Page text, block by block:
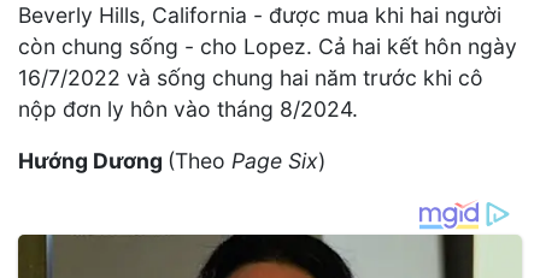
Beverly Hills, California - được mua khi hai người
còn chung sống - cho Lopez. Cả hai kết hôn ngày
16/7/2022 và sống chung hai năm trước khi cô
nộp đơn ly hôn vào tháng 8/2024.
Hướng Dương (Theo Page Six)